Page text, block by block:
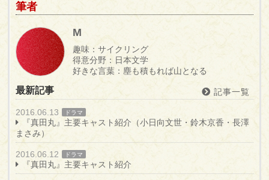
筆者
M
趣味：サイクリング
得意分野：日本文学
好きな言葉：塵も積もれば山となる
最新記事 記事一覧
2016.06.13 ドラマ
『真田丸』主要キャスト紹介（小日向文世・鈴木京香・長澤
まさみ）
2016.06.12 ドラマ
『真田丸』主要キャスト紹介